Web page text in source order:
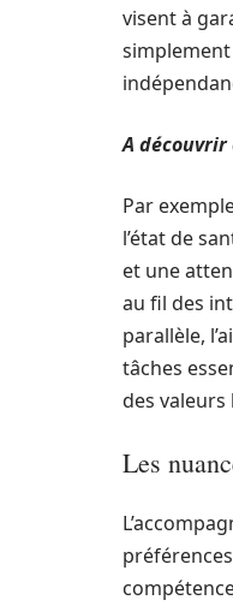
visent à
A
Par
l’état de
et une
au fil des
parallèle,
tâches
des
Les